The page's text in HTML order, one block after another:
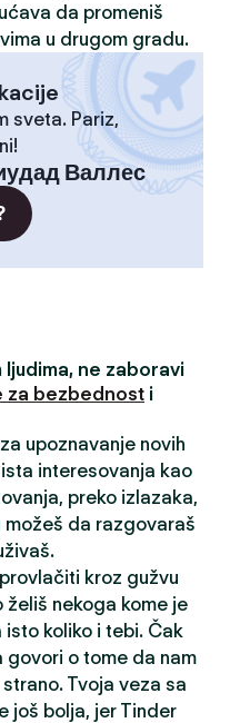
da promeniš
u drugom gradu.
sveta. Pariz,
Валлес
ljudima, ne zaboravi
za bezbednost i
upoznavanje novih
ista interesovanja kao
preko izlazaka,
možeš da razgovaraš
kroz gužvu
želiš nekoga kome je
koliko i tebi. Čak
o tome da nam
Tvoja veza sa
još bolja, jer Tinder